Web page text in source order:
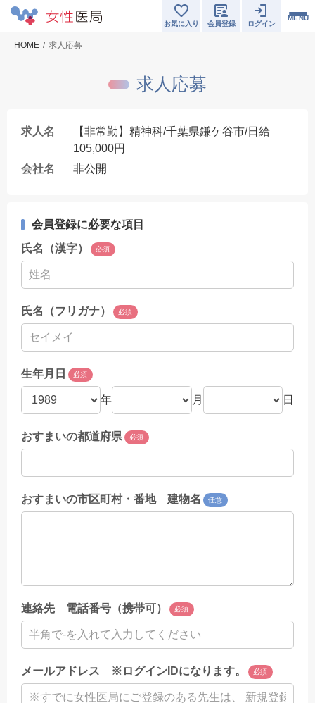
MENU
お気に入り 会員登録 ログイン
HOME 求人応募
求人応募
求人名
【非常勤】精神科/千葉県鎌ケ谷市/日給
105,000円
会社名
非公開
会員登録に必要な項目
氏名（漢字）
必須
氏名（フリガナ） 必須
生年月日 必須
年 月 日
おすまいの都道府県 必須
おすまいの市区町村・番地 建物名 任意
連絡先 電話番号（携帯可） 必須
メールアドレス ※ログインIDになります。 必須